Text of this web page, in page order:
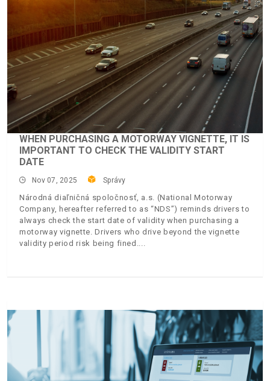
WHEN PURCHASING A MOTORWAY VIGNETTE, IT IS
IMPORTANT TO CHECK THE VALIDITY START
DATE
Nov 07, 2025 Správy
Národná diaľničná spoločnosť, a.s. (National Motorway
Company, hereafter referred to as “NDS”) reminds drivers to
always check the start date of validity when purchasing a
motorway vignette. Drivers who drive beyond the vignette
validity period risk being fined.